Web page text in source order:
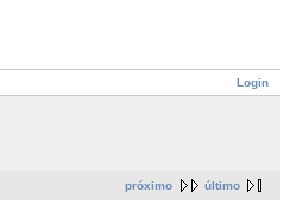
Login
próximo último